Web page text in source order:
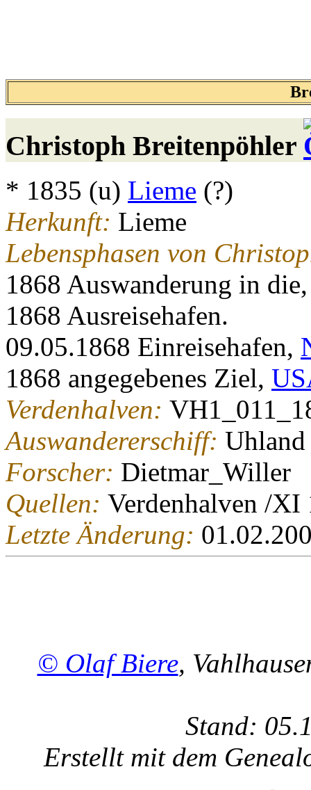
Christoph Breitenpöhler
* 1835 (u) Lieme (?)
Herkunft: Lieme
Lebensphasen von
1868 Auswanderung in
1868 Ausreisehafen.
09.05.1868 Einreisehafen,
1868 angegebenes Ziel,
Verdenhalven:
Auswandererschiff: Uhland
Forscher: Dietmar_Willer
Quellen: Verdenhalven /XI
Letzte Änderung:
© Olaf Biere,
Stand:
Erstellt mit dem